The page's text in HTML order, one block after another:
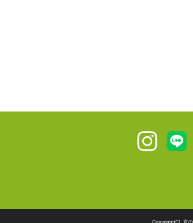
Copyright(C). 京